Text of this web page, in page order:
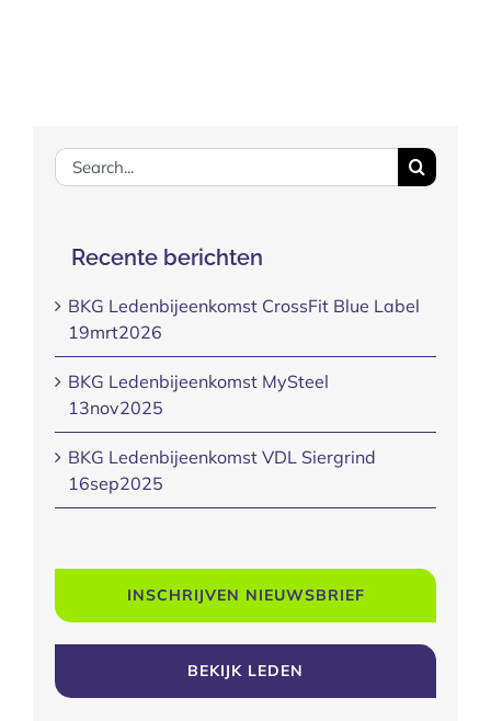
Search
for:
Recente berichten
BKG Ledenbijeenkomst CrossFit Blue Label
19mrt2026
BKG Ledenbijeenkomst MySteel
13nov2025
BKG Ledenbijeenkomst VDL Siergrind
16sep2025
INSCHRIJVEN NIEUWSBRIEF
BEKIJK LEDEN